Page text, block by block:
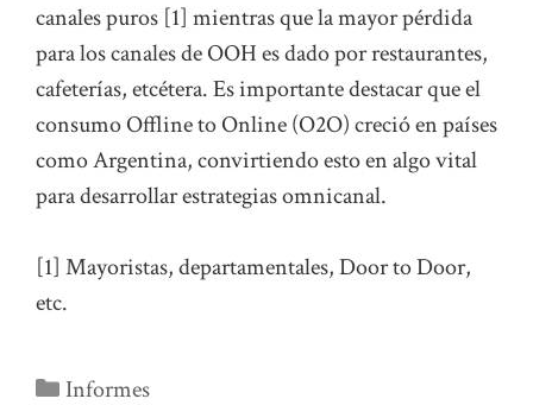
canales puros [1] mientras que la mayor pérdida
para los canales de OOH es dado por restaurantes,
cafeterías, etcétera. Es importante destacar que el
consumo Offline to Online (O2O) creció en países
como Argentina, convirtiendo esto en algo vital
para desarrollar estrategias omnicanal.
[1] Mayoristas, departamentales, Door to Door,
etc.
Categorías
Informes